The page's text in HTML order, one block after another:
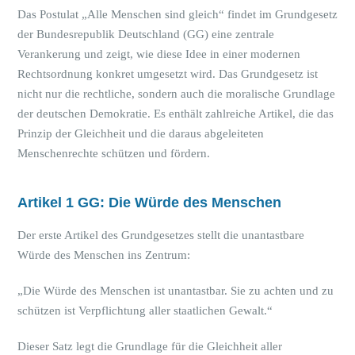
Das Postulat „Alle Menschen sind gleich“ findet im Grundgesetz
der Bundesrepublik Deutschland (GG) eine zentrale
Verankerung und zeigt, wie diese Idee in einer modernen
Rechtsordnung konkret umgesetzt wird. Das Grundgesetz ist
nicht nur die rechtliche, sondern auch die moralische Grundlage
der deutschen Demokratie. Es enthält zahlreiche Artikel, die das
Prinzip der Gleichheit und die daraus abgeleiteten
Menschenrechte schützen und fördern.
Artikel 1 GG: Die Würde des Menschen
Der erste Artikel des Grundgesetzes stellt die unantastbare
Würde des Menschen ins Zentrum:
„Die Würde des Menschen ist unantastbar. Sie zu achten und zu
schützen ist Verpflichtung aller staatlichen Gewalt.“
Dieser Satz legt die Grundlage für die Gleichheit aller